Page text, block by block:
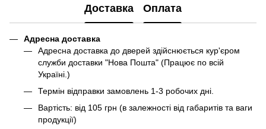
Доставка Оплата
Адресна доставка
Адресна доставка до дверей здійснюється кур'єром
служби доставки "Нова Пошта" (Працює по всій
Україні.)
Термін відправки замовлень 1-3 робочих дні.
Вартість: від 105 грн (в залежності від габаритів та ваги
продукції)